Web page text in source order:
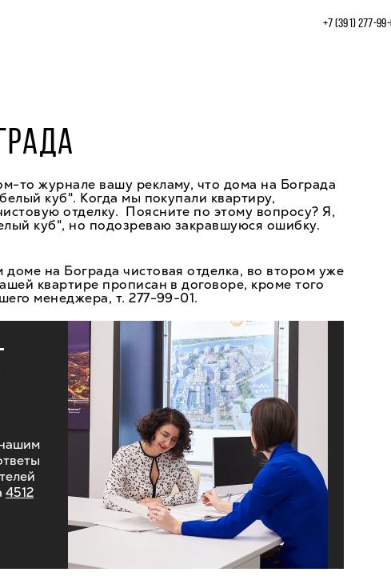
+7 (391)
то журнале вашу рекламу, что дома на Бограда
куб". Когда мы покупали квартиру,
отделку. Поясните по этому вопросу? Я,
куб", но подозреваю закравшуюся ошибку.
на Бограда чистовая отделка, во втором уже
квартире прописан в договоре, кроме того
менеджера, т. 277-99-01.
4512